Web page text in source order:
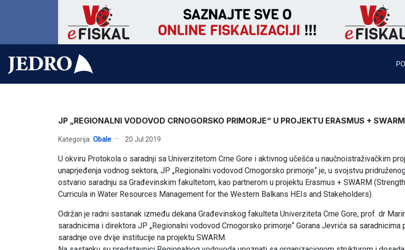
JP „REGIONALNI VODOVOD CRNOGORSKO PRIMORJE“ U PROJEKTU ERASMUS + SWARM
Kategorija: Obale 20 Jul 2019
U okviru Protokola o saradnji sa Univerzitetom Crne Gore i aktivnog učešća u naučnoistraživačkim
unaprjeđenja vodnog sektora, JP „Regionalni vodovod Crnogorsko primorje“ je, u svojstvu
ostvario saradnju sa Građevinskim fakultetom, kao partnerom u projektu Erasmus + SWARM
Curricula in Water Resources Management for the Western Balkans HEIs and Stakeholders).
Održan je radni sastanak između dekana Građevinskog fakulteta Univerziteta Crne Gore, prof. dr
saradnicima i direktora JP „Regionalni vodovod Crnogorsko primorje“ Gorana Jevrića sa saradnicima
saradnje ove dvije institucije na projektu SWARM.